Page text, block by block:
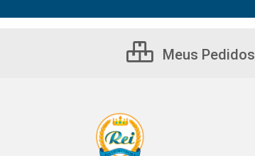
Meus Pedidos